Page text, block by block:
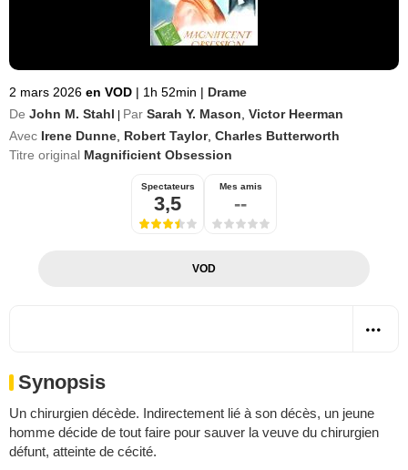
2 mars 2026 en VOD | 1h 52min | Drame
De John M. Stahl Par Sarah Y. Mason Victor Heerman
Avec Irene Dunne Robert Taylor, Charles Butterworth
Titre original Magnificient Obsession
Spectateurs
3,5
Mes amis
--
VOD
Synopsis
Un chirurgien décède. Indirectement lié à son décès, un jeune
homme décide de tout faire pour sauver la veuve du chirurgien
défunt, atteinte de cécité.